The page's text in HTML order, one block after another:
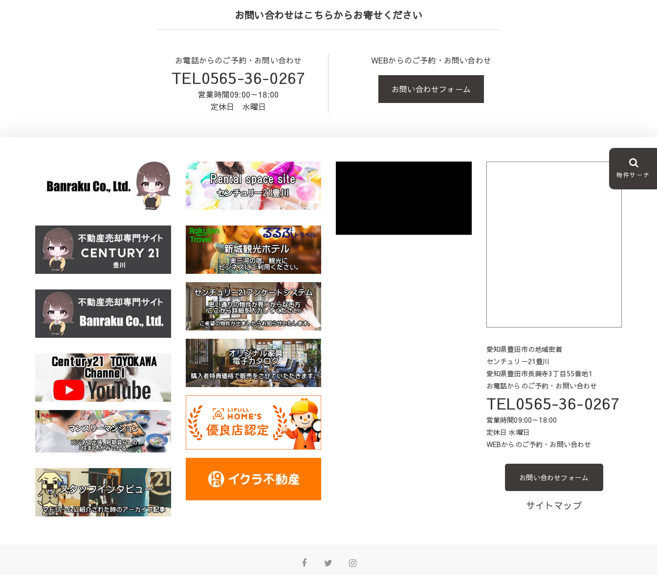
お問い合わせはこちらからお寄せください
お電話からのご予約・お問い合わせ
TEL0565-36-0267
営業時間09:00～18:00
定休日 水曜日
WEBからのご予約・お問い合わせ
お問い合わせフォーム
物件サーチ
愛知県豊田市の地域密着
センチュリー21豊川
愛知県豊田市長興寺3丁目55番地1
お電話からのご予約・お問い合わせ
TEL0565-36-0267
営業時間09:00～18:00
定休日 水曜日
WEBからのご予約・お問い合わせ
お問い合わせフォーム
サイトマップ
FacebookTwitterInstagram